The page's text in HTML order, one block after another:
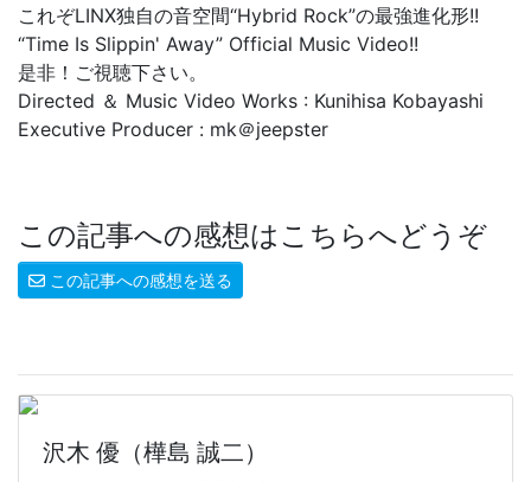
これぞLINX独自の音空間“Hybrid Rock”の最強進化形!!
“Time Is Slippin' Away” Official Music Video!!
是非！ご視聴下さい。
Directed ＆ Music Video Works : Kunihisa Kobayashi
Executive Producer : mk＠jeepster
この記事への感想はこちらへどうぞ
この記事への感想を送る
沢木 優（樺島 誠二）